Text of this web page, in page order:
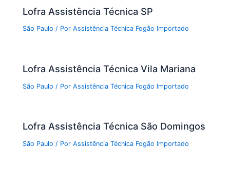
Lofra Assistência Técnica SP
São Paulo / PorAssistência Técnica Fogão Importado
Lofra Assistência Técnica Vila Mariana
São Paulo / PorAssistência Técnica Fogão Importado
Lofra Assistência Técnica São Domingos
São Paulo / PorAssistência Técnica Fogão Importado